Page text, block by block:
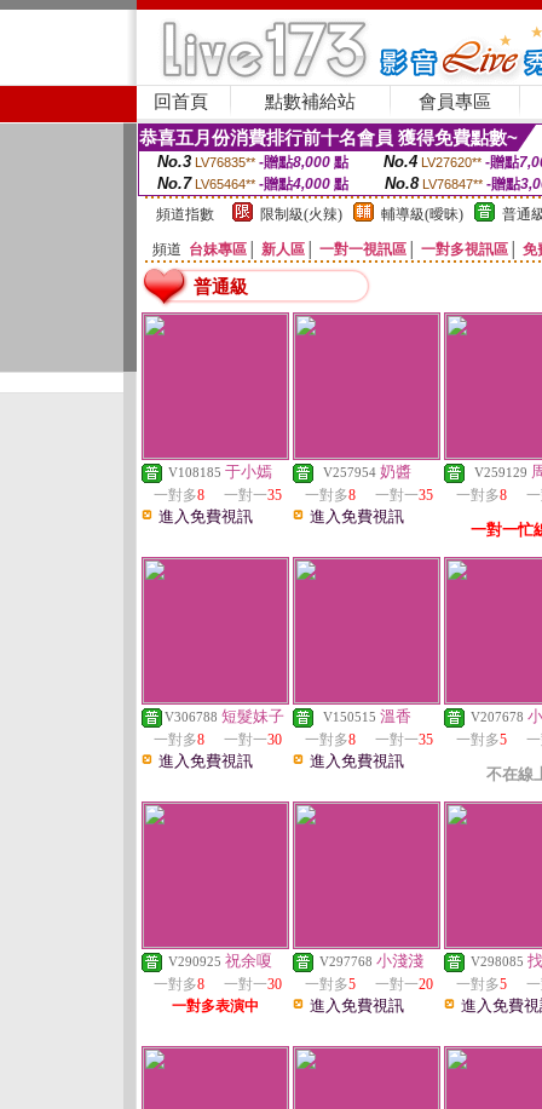
回首頁 點數補給站 會員專區
恭喜五月份消費排行前十名會員 獲得免費點數~
No.3 LV76835** -贈點8,000點 No.4 LV27620** -贈點
No.7 LV65464** -贈點4,000 點 No.8 LV76847** -贈點
頻道指數
限制級(火辣) 輔導級(曖昧) 普通
頻道 台妹專區 新人區 一對一視訊區 一對多視訊區 免
普通級
V108185 于小嫣
一對多8 一對一35
進入免費視訊
V257954 奶醬
一對多8 一對一35
進入免費視訊
V259129
一對多8
一對一忙
V306788 短髮妹子
一對多8 一對一30
進入免費視訊
V150515 溫香
一對多8 一對一35
進入免費視訊
V207678
一對多5
不在線
V290925 祝余嗄
一對多8 一對一30
一對多表演中
V297768 小淺淺
一對多5 一對一20
進入免費視訊
V298085
一對多5
進入免費